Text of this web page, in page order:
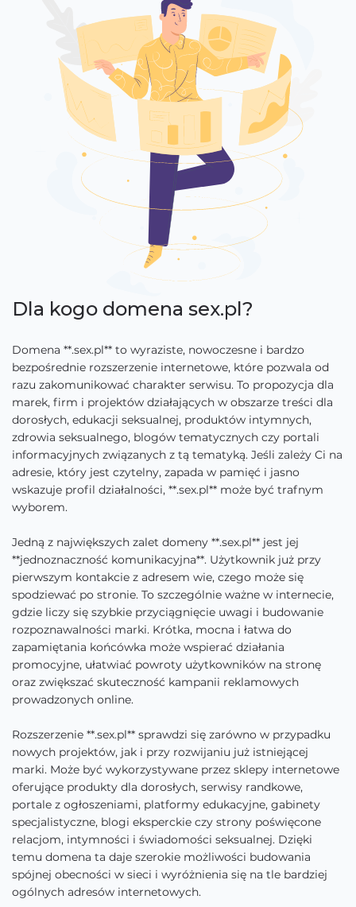
Dla kogo domena sex.pl?
Domena **.sex.pl** to wyraziste, nowoczesne i bardzo
bezpośrednie rozszerzenie internetowe, które pozwala od
razu zakomunikować charakter serwisu. To propozycja dla
marek, firm i projektów działających w obszarze treści dla
dorosłych, edukacji seksualnej, produktów intymnych,
zdrowia seksualnego, blogów tematycznych czy portali
informacyjnych związanych z tą tematyką. Jeśli zależy Ci na
adresie, który jest czytelny, zapada w pamięć i jasno
wskazuje profil działalności, **.sex.pl** może być trafnym
wyborem.
Jedną z największych zalet domeny **.sex.pl** jest jej
**jednoznaczność komunikacyjna**. Użytkownik już przy
pierwszym kontakcie z adresem wie, czego może się
spodziewać po stronie. To szczególnie ważne w internecie,
gdzie liczy się szybkie przyciągnięcie uwagi i budowanie
rozpoznawalności marki. Krótka, mocna i łatwa do
zapamiętania końcówka może wspierać działania
promocyjne, ułatwiać powroty użytkowników na stronę
oraz zwiększać skuteczność kampanii reklamowych
prowadzonych online.
Rozszerzenie **.sex.pl** sprawdzi się zarówno w przypadku
nowych projektów, jak i przy rozwijaniu już istniejącej
marki. Może być wykorzystywane przez sklepy internetowe
oferujące produkty dla dorosłych, serwisy randkowe,
portale z ogłoszeniami, platformy edukacyjne, gabinety
specjalistyczne, blogi eksperckie czy strony poświęcone
relacjom, intymności i świadomości seksualnej. Dzięki
temu domena ta daje szerokie możliwości budowania
spójnej obecności w sieci i wyróżnienia się na tle bardziej
ogólnych adresów internetowych.